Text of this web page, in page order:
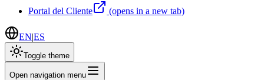
Portal del Cliente
(opens in a new tab)
EN|ES
Toggle theme
Open navigation menu